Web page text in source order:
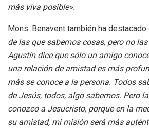
más viva posible».
Mons. Benavent también ha destacado
de las que sabemos cosas, pero no
Agustín dice que sólo un amigo
una relación de amistad es más
más se conoce a la persona. Todos
de Jesús, todos, algo sabemos. Pero
conozco a Jesucristo, porque en la
su amistad, mi misión será más